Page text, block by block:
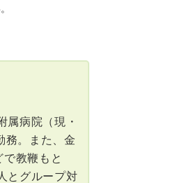
属病院（現・
務。また、金
教鞭もと
とグループ対